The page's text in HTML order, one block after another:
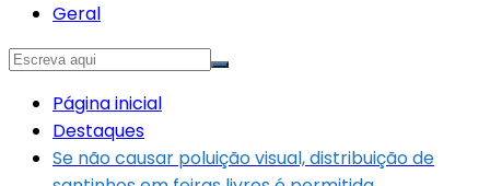
Geral
Página inicial
Destaques
Se não causar poluição visual, distribuição de